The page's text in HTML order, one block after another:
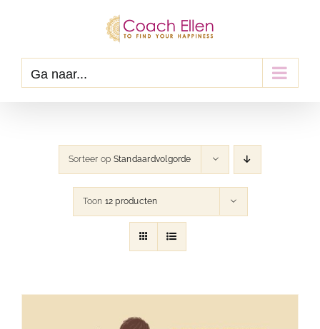
Ga naar...
Sorteer op Standaardvolgorde
Toon 12 producten